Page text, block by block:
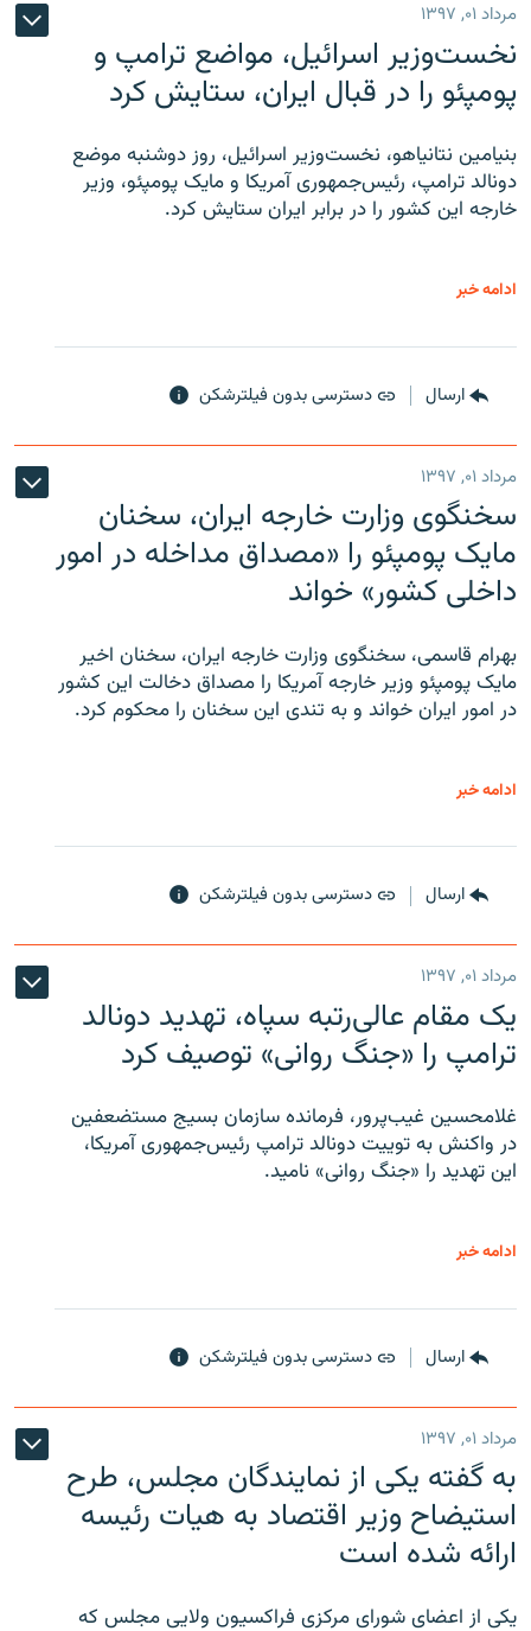
مرداد ۰۱, ۱۳۹۷
نخست‌وزیر اسرائیل، مواضع ترامپ و
پومپئو را در قبال ایران، ستایش کرد
بنیامین نتانیاهو، نخست‌وزیر اسرائیل، روز دوشنبه موضع
دونالد ترامپ، رئیس‌جمهوری آمریکا و مایک پومپئو، وزیر
خارجه این کشور را در برابر ایران ستایش کرد.
ادامه خبر
ارسال دسترسی بدون فیلترشکن
مرداد ۰۱, ۱۳۹۷
سخنگوی وزارت خارجه ایران، سخنان
مایک پومپئو را «مصداق مداخله در امور
داخلی کشور» خواند
بهرام قاسمی، سخنگوی وزارت خارجه ایران، سخنان اخیر
مایک پومپئو وزیر خارجه آمریکا را مصداق دخالت این کشور
در امور ایران خواند و به تندی این سخنان را محکوم کرد.
ادامه خبر
ارسال دسترسی بدون فیلترشکن
مرداد ۰۱, ۱۳۹۷
یک مقام عالی‌رتبه سپاه، تهدید دونالد
ترامپ را «جنگ روانی» توصیف کرد
غلامحسین غیب‌پرور، فرمانده سازمان بسیج مستضعفین
در واکنش به توییت دونالد ترامپ رئیس‌جمهوری آمریکا،
این تهدید را «جنگ روانی» نامید.
ادامه خبر
ارسال دسترسی بدون فیلترشکن
مرداد ۰۱, ۱۳۹۷
به گفته یکی از نمایندگان مجلس، طرح
استیضاح وزیر اقتصاد به هیات رئیسه
ارائه شده است
یکی از اعضای شورای مرکزی فراکسیون ولایی مجلس که